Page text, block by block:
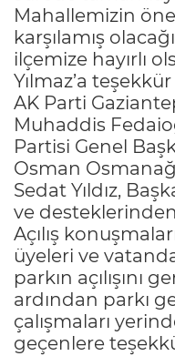
Mahallemizin
karşılamış
ilçemize hayırlı
Yılmaz’a teşekkür
AK Parti
Muhaddis
Partisi Genel
Osman
Sedat Yıldız,
ve
Açılış
üyeleri ve
parkın açılışını
ardından parkı
çalışmaları
geçenlere